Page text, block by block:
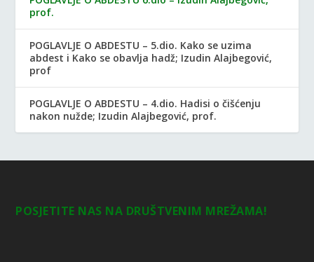
prof.
POGLAVLJE O ABDESTU – 5.dio. Kako se uzima
abdest i Kako se obavlja hadž; Izudin Alajbegović,
prof
POGLAVLJE O ABDESTU – 4.dio. Hadisi o čišćenju
nakon nužde; Izudin Alajbegović, prof.
POSJETITE NAS NA DRUŠTVENIM MREŽAMA!